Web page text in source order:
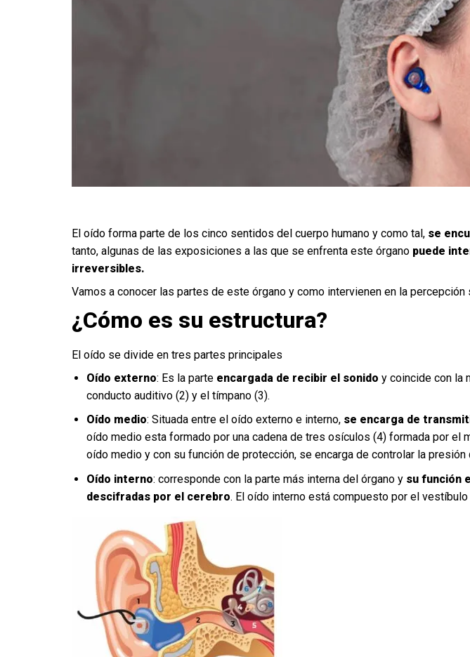
El oído forma parte de los cinco sentidos del cuerpo humano y como tal, se
tanto, algunas de las exposiciones a las que se enfrenta este órgano puede
irreversibles.
Vamos a conocer las partes de este órgano y como intervienen en la percepción
¿Cómo es su estructura?
El oído se divide en tres partes principales
Oído externo: Es la parte encargada de recibir el sonido y coincide con la
conducto auditivo (2) y el tímpano (3).
Oído medio: Situada entre el oído externo e interno,se encarga de
oído medio esta formado por una cadena de tres osículos (4) formada por el
oído medio y con su función de protección, se encarga de controlar la
Oído interno: corresponde con la parte más interna del órgano y su función
descifradas por el cerebro. El oído interno está compuesto por el